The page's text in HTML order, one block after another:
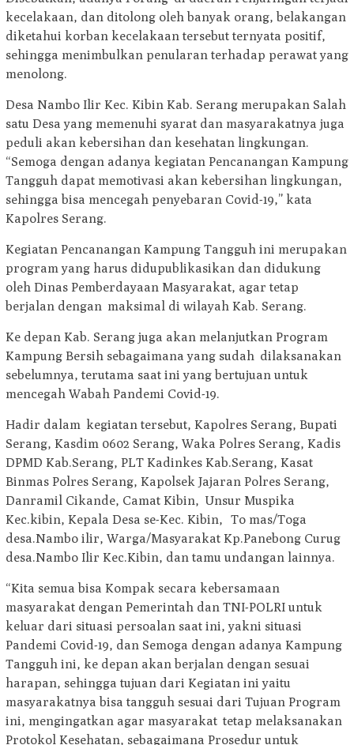
kecelakaan, dan ditolong oleh banyak orang, belakangan
diketahui korban kecelakaan tersebut ternyata positif,
sehingga menimbulkan penularan terhadap perawat yang
menolong.
Desa Nambo Ilir Kec. Kibin Kab. Serang merupakan Salah
satu Desa yang memenuhi syarat dan masyarakatnya juga
peduli akan kebersihan dan kesehatan lingkungan.
“Semoga dengan adanya kegiatan Pencanangan Kampung
Tangguh dapat memotivasi akan kebersihan lingkungan,
sehingga bisa mencegah penyebaran Covid-19,” kata
Kapolres Serang.
Kegiatan Pencanangan Kampung Tangguh ini merupakan
program yang harus didupublikasikan dan didukung
oleh Dinas Pemberdayaan Masyarakat, agar tetap
berjalan dengan maksimal di wilayah Kab. Serang.
Ke depan Kab. Serang juga akan melanjutkan Program
Kampung Bersih sebagaimana yang sudah dilaksanakan
sebelumnya, terutama saat ini yang bertujuan untuk
mencegah Wabah Pandemi Covid-19.
Hadir dalam kegiatan tersebut, Kapolres Serang, Bupati
Serang, Kasdim 0602 Serang, Waka Polres Serang, Kadis
DPMD Kab.Serang, PLT Kadinkes Kab.Serang, Kasat
Binmas Polres Serang, Kapolsek Jajaran Polres Serang,
Danramil Cikande, Camat Kibin, Unsur Muspika
Kec.kibin, Kepala Desa se-Kec. Kibin, To mas/Toga
desa.Nambo ilir, Warga/Masyarakat Kp.Panebong Curug
desa.Nambo Ilir Kec.Kibin, dan tamu undangan lainnya.
“Kita semua bisa Kompak secara kebersamaan
masyarakat dengan Pemerintah dan TNI-POLRI untuk
keluar dari situasi persoalan saat ini, yakni situasi
Pandemi Covid-19, dan Semoga dengan adanya Kampung
Tangguh ini, ke depan akan berjalan dengan sesuai
harapan, sehingga tujuan dari Kegiatan ini yaitu
masyarakatnya bisa tangguh sesuai dari Tujuan Program
ini, mengingatkan agar masyarakat tetap melaksanakan
Protokol Kesehatan, sebagaimana Prosedur untuk